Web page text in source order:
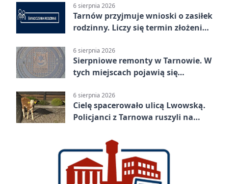
6 sierpnia 2026
Tarnów przyjmuje wnioski o zasiłek
rodzinny. Liczy się termin złożenia
6 sierpnia 2026
Sierpniowe remonty w Tarnowie. W
tych miejscach pojawią się
6 sierpnia 2026
Cielę spacerowało ulicą Lwowską.
Policjanci z Tarnowa ruszyli na